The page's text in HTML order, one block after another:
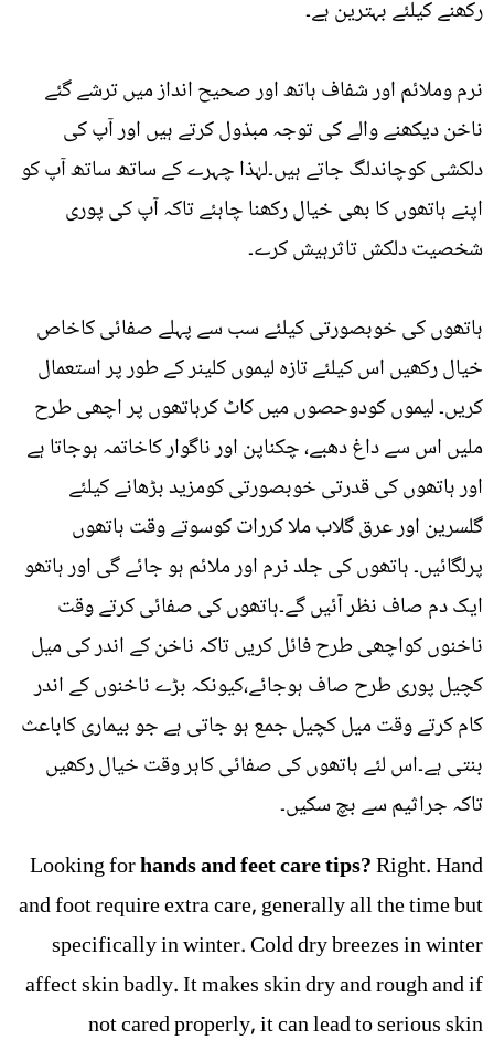
رکھنے کیلئے بہترین ہے۔
نرم وملائم اور شفاف ہاتھ اور صحیح انداز میں ترشے گئے
ناخن دیکھنے والے کی توجہ مبذول کرتے ہیں اور آپ کی
دلکشی کوچاندلگ جاتے ہیں۔لہٰذا چہرے کے ساتھ ساتھ آپ کو
اپنے ہاتھوں کا بھی خیال رکھنا چاہئے تاکہ آپ کی پوری
شخصیت دلکش تاثرہیش کرے۔
ہاتھوں کی خوبصورتی کیلئے سب سے پہلے صفائی کاخاص
خیال رکھیں اس کیلئے تازہ لیموں کلینر کے طور پر استعمال
کریں۔ لیموں کودوحصوں میں کاٹ کرہاتھوں پر اچھی طرح
ملیں اس سے داغ دھبے، چکناپن اور ناگوار کاخاتمہ ہوجاتا ہے
اور ہاتھوں کی قدرتی خوبصورتی کومزید بڑھانے کیلئے
گلسرین اور عرق گلاب ملا کررات کوسوتے وقت ہاتھوں
پرلگائیں۔ ہاتھوں کی جلد نرم اور ملائم ہو جائے گی اور ہاتھو
ایک دم صاف نظر آئیں گے۔ہاتھوں کی صفائی کرتے وقت
ناخنوں کواچھی طرح فائل کریں تاکہ ناخن کے اندر کی میل
کچیل پوری طرح صاف ہوجائے،کیونکہ بڑے ناخنوں کے اندر
کام کرتے وقت میل کچیل جمع ہو جاتی ہے جو بیماری کاباعث
بنتی ہے۔اس لئے ہاتھوں کی صفائی کاہر وقت خیال رکھیں
تاکہ جراثیم سے بچ سکیں۔
Looking forhands and feet care tips?Right. Hand
and foot require extra care, generally all the time but
specifically in winter. Cold dry breezes in winter
affect skin badly. It makes skin dry and rough and if
not cared properly, it can lead to serious skin